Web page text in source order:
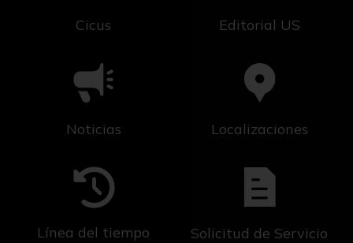
Cicus Editorial US
Noticias Localizaciones
Línea del tiempo Solicitud de Servicio